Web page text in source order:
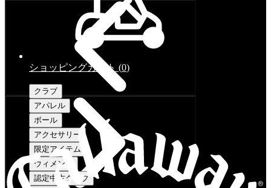
ショッピングカート (0)
クラブ
アパレル
ボール
アクセサリー
限定アイテム
ウィメンズ
認定中古クラブ